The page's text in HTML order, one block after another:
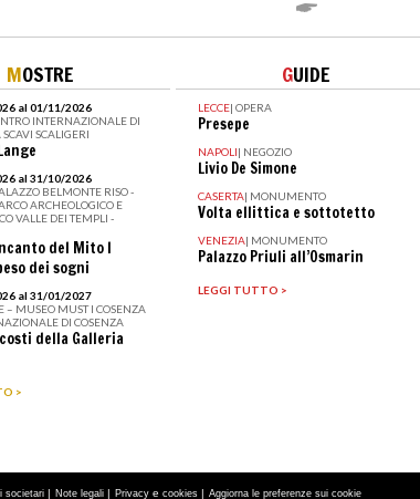
MOSTRE
al 01/11/2026
INTERNAZIONALE DI
SCALIGERI
al 31/10/2026
BELMONTE RISO -
ARCHEOLOGICO E
VALLE DEI TEMPLI -
del Mito I
dei sogni
al 31/01/2027
– MUSEO MUST I COSENZA
DI COSENZA
della Galleria
>
GUIDE
LECCE| OPERA
Presepe
NAPOLI| NEGOZIO
Livio De Simone
CASERTA| MONUMENTO
Volta ellittica e sottotetto
VENEZIA| MONUMENTO
Palazzo Priuli all’Osmarin
LEGGI TUTTO >
societari | Note legali | Privacy e cookies | Aggiorna le preferenze sui cookie